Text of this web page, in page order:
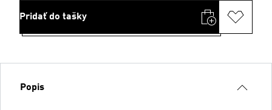
Pridať do tašky
Popis